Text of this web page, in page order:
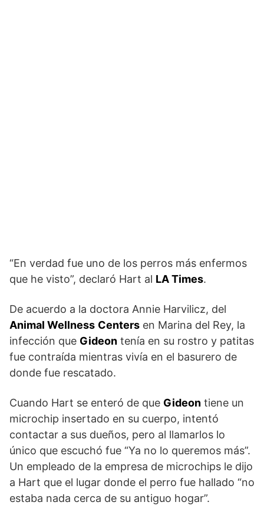
“En verdad fue uno de los perros más enfermos
que he visto”, declaró Hart al LA Times.
De acuerdo a la doctora Annie Harvilicz, del
Animal Wellness Centers en Marina del Rey, la
infección que Gideon tenía en su rostro y patitas
fue contraída mientras vivía en el basurero de
donde fue rescatado.
Cuando Hart se enteró de que Gideon tiene un
microchip insertado en su cuerpo, intentó
contactar a sus dueños, pero al llamarlos lo
único que escuchó fue “Ya no lo queremos más”.
Un empleado de la empresa de microchips le dijo
a Hart que el lugar donde el perro fue hallado “no
estaba nada cerca de su antiguo hogar”.